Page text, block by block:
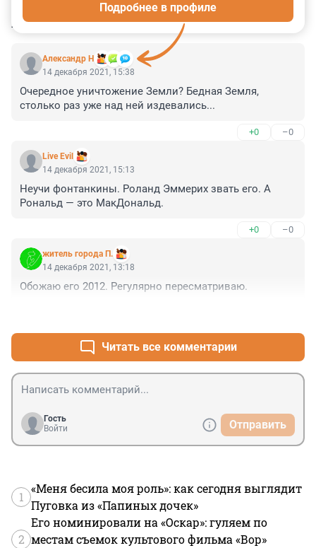
КОММЕНТАРИИ 6
Александр Н
Подробнее в профиле
14 декабря 2021, 15:38
Очередное уничтожение Земли? Бедная Земля,
столько раз уже над ней издевались...
+0 –0
Live Evil
14 декабря 2021, 15:13
Неучи фонтанкины. Роланд Эммерих звать его. А
Рональд — это МакДональд.
+0 –0
житель города П.
14 декабря 2021, 13:18
Обожаю его 2012. Регулярно пересматриваю.
Читать все комментарии
Гость
Войти
Отправить
1
«Меня бесила моя роль»: как сегодня выглядит
Пуговка из «Папиных дочек»
2
Его номинировали на «Оскар»: гуляем по
местам съемок культового фильма «Вор»